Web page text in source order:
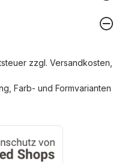
zzgl. Versandkosten
Farb- und Formvarianten